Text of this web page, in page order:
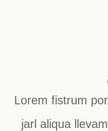
Lorem fistrum
jarl aliqua